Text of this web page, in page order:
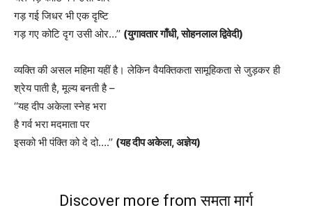
गड़ गई जिधर भी एक दृष्टि
गड़ गए कोटि दृग उसी ओर…’’ (युगावतार गाँधी, सोहनलाल द्विवेदी)
व्यक्ति की असल महिमा यहीं है। लेकिन वैयक्तिकता सामूहिकता से जुड़कर ही
श्रेय पाती है, मूल्य बनती है –
‘‘यह दीप अकेला स्नेह भरा
है गर्व भरा मदमाता पर
इसको भी पंक्ति को दे दो….’’ (यह दीप अकेला, अज्ञेय)
Discover more from समता मार्ग